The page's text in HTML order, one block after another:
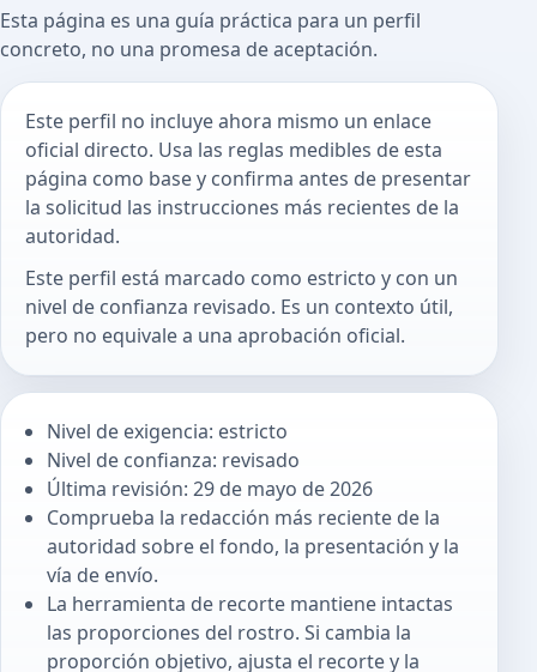
Esta página es una guía práctica para un perfil
concreto, no una promesa de aceptación.
Este perfil no incluye ahora mismo un enlace
oficial directo. Usa las reglas medibles de esta
página como base y confirma antes de presentar
la solicitud las instrucciones más recientes de la
autoridad.
Este perfil está marcado como estricto y con un
nivel de confianza revisado. Es un contexto útil,
pero no equivale a una aprobación oficial.
Nivel de exigencia: estricto
Nivel de confianza: revisado
Última revisión: 29 de mayo de 2026
Comprueba la redacción más reciente de la
autoridad sobre el fondo, la presentación y la
vía de envío.
La herramienta de recorte mantiene intactas
las proporciones del rostro. Si cambia la
proporción objetivo, ajusta el recorte y la